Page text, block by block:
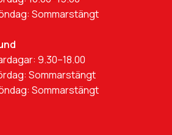
Sommarstängt
9.30–18.00
Sommarstängt
Sommarstängt